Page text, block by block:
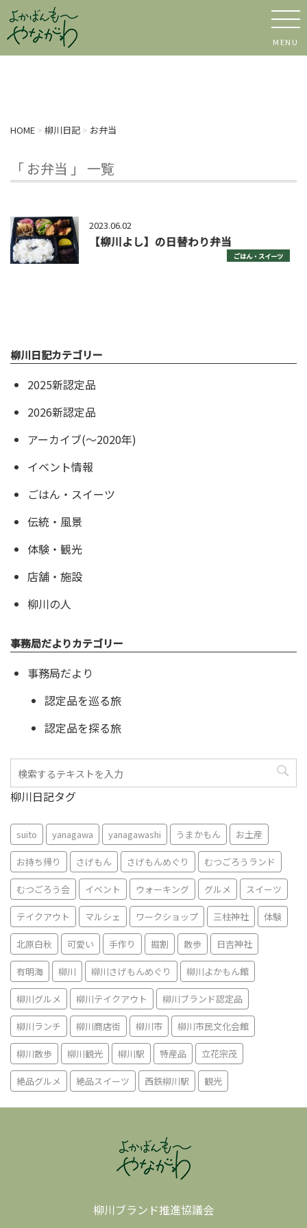
MENU
HOME > 柳川日記 > お弁当
「 お弁当 」 一覧
2023.06.02
【柳川よし】の日替わり弁当
ごはん・スイーツ
柳川日記カテゴリー
2025新認定品
2026新認定品
アーカイブ(〜2020年)
イベント情報
ごはん・スイーツ
伝統・風景
体験・観光
店舗・施設
柳川の人
事務局だよりカテゴリー
事務局だより
認定品を巡る旅
認定品を探る旅
柳川日記タグ
suito yanagawa yanagawashi うまかもん お土産
お持ち帰り さげもん さげもんめぐり むつごろうランド
むつごろう会 イベント ウォーキング グルメ スイーツ
テイクアウト マルシェ ワークショップ 三柱神社 体験
北原白秋 可愛い 手作り 掘割 散歩 日吉神社
有明海 柳川 柳川さげもんめぐり 柳川よかもん館
柳川グルメ 柳川テイクアウト 柳川ブランド認定品
柳川ランチ 柳川商店街 柳川市 柳川市民文化会館
柳川散歩 柳川観光 柳川駅 特産品 立花宗茂
絶品グルメ 絶品スイーツ 西鉄柳川駅 観光
柳川ブランド推進協議会